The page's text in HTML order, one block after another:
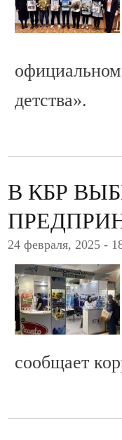
детства».
В КБР
24 февраля, 2025 -
сообщает